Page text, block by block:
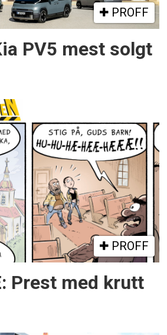
PROFF
PV5 mest solgt
PROFF
Prest med krutt